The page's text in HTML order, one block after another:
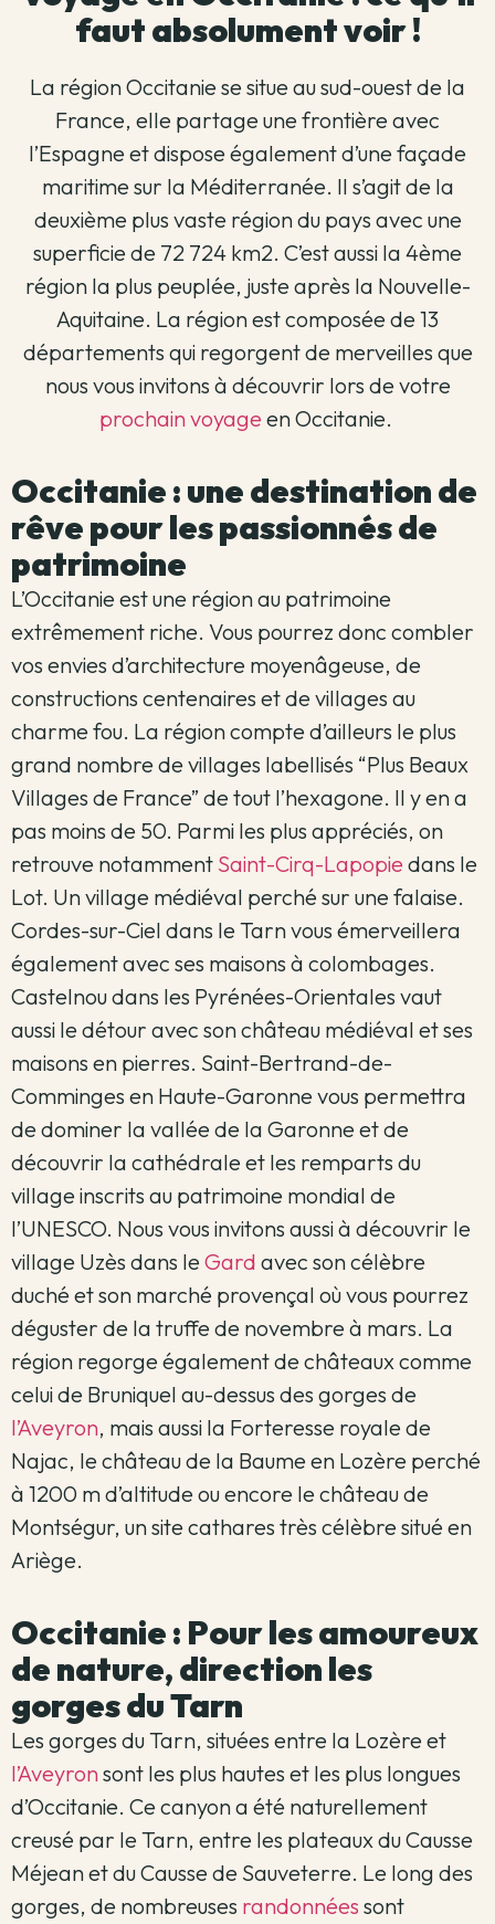
faut absolument voir !
La région Occitanie se situe au sud-ouest de la
France, elle partage une frontière avec
l’Espagne et dispose également d’une façade
maritime sur la Méditerranée. Il s’agit de la
deuxième plus vaste région du pays avec une
superficie de 72 724 km2. C’est aussi la 4ème
région la plus peuplée, juste après la Nouvelle-
Aquitaine. La région est composée de 13
départements qui regorgent de merveilles que
nous vous invitons à découvrir lors de votre
prochain voyage en Occitanie.
Occitanie : une destination de
rêve pour les passionnés de
patrimoine
L’Occitanie est une région au patrimoine
extrêmement riche. Vous pourrez donc combler
vos envies d’architecture moyenâgeuse, de
constructions centenaires et de villages au
charme fou. La région compte d’ailleurs le plus
grand nombre de villages labellisés “Plus Beaux
Villages de France” de tout l’hexagone. Il y en a
pas moins de 50. Parmi les plus appréciés, on
retrouve notamment Saint-Cirq-Lapopie dans le
Lot. Un village médiéval perché sur une falaise.
Cordes-sur-Ciel dans le Tarn vous émerveillera
également avec ses maisons à colombages.
Castelnou dans les Pyrénées-Orientales vaut
aussi le détour avec son château médiéval et ses
maisons en pierres. Saint-Bertrand-de-
Comminges en Haute-Garonne vous permettra
de dominer la vallée de la Garonne et de
découvrir la cathédrale et les remparts du
village inscrits au patrimoine mondial de
l’UNESCO. Nous vous invitons aussi à découvrir le
village Uzès dans leGard avec son célèbre
duché et son marché provençal où vous pourrez
déguster de la truffe de novembre à mars. La
région regorge également de châteaux comme
celui de Bruniquel au-dessus des gorges de
l’Aveyron, mais aussi la Forteresse royale de
Najac, le château de la Baume en Lozère perché
à 1200 m d’altitude ou encore le château de
Montségur, un site cathares très célèbre situé en
Ariège.
Occitanie : Pour les amoureux
de nature, direction les
gorges du Tarn
Les gorges du Tarn, situées entre la Lozère et
l’Aveyronsont les plus hautes et les plus longues
d’Occitanie. Ce canyon a été naturellement
creusé par le Tarn, entre les plateaux du Causse
Méjean et du Causse de Sauveterre. Le long des
gorges, de nombreuses randonnées sont